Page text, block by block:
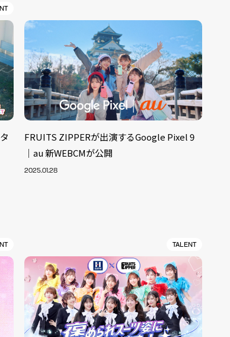
FRUITS ZIPPERが出演するGoogle Pixel 9
｜au 新WEBCMが公開
2025.01.28
TALENT